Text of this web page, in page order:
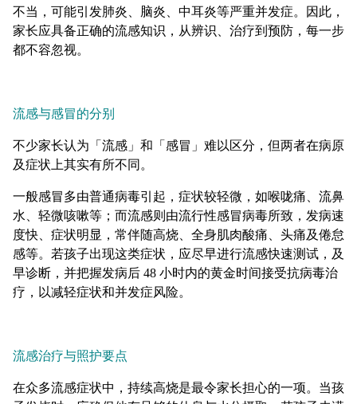
不当，可能引发肺炎、脑炎、中耳炎等严重并发症。因此，
家长应具备正确的流感知识，从辨识、治疗到预防，每一步
都不容忽视。
流感与感冒的分别
不少家长认为「流感」和「感冒」难以区分，但两者在病原
及症状上其实有所不同。
一般感冒多由普通病毒引起，症状较轻微，如喉咙痛、流鼻
水、轻微咳嗽等；而流感则由流行性感冒病毒所致，发病速
度快、症状明显，常伴随高烧、全身肌肉酸痛、头痛及倦怠
感等。若孩子出现这类症状，应尽早进行流感快速测试，及
早诊断，并把握发病后 48 小时内的黄金时间接受抗病毒治
疗，以减轻症状和并发症风险。
流感治疗与照护要点
在众多流感症状中，持续高烧是最令家长担心的一项。当孩